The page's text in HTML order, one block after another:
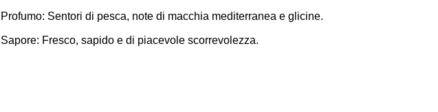
Profumo: Sentori di pesca, note di macchia mediterranea e glicine.
Sapore: Fresco, sapido e di piacevole scorrevolezza.